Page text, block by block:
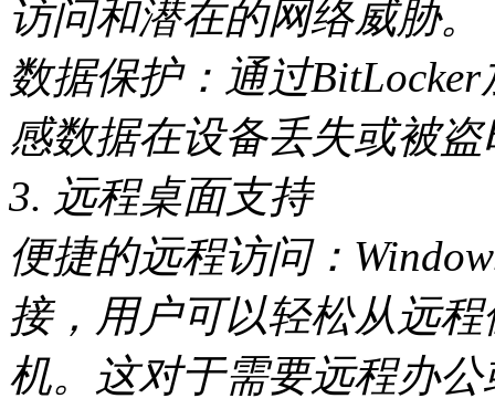
访问和潜在的网络威胁。
数据保护：通过
感数据在设备丢失或被
3. 远程桌面支持
便捷的远程访问：
接，用户可以轻松从远
机。这对于需要远程办